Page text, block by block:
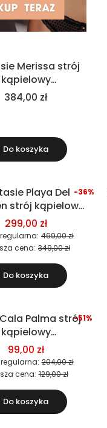
Merissa strój
kąpielowy
czarny
384,00 zł
Do koszyka
Playa Del
strój kąpielowy
299,00 zł
469,00 zł
-36%
cena: 349,00 zł
Do koszyka
Palma strój
kąpielowy
99,00 zł
204,00 zł
-51%
cena: 129,00 zł
Do koszyka